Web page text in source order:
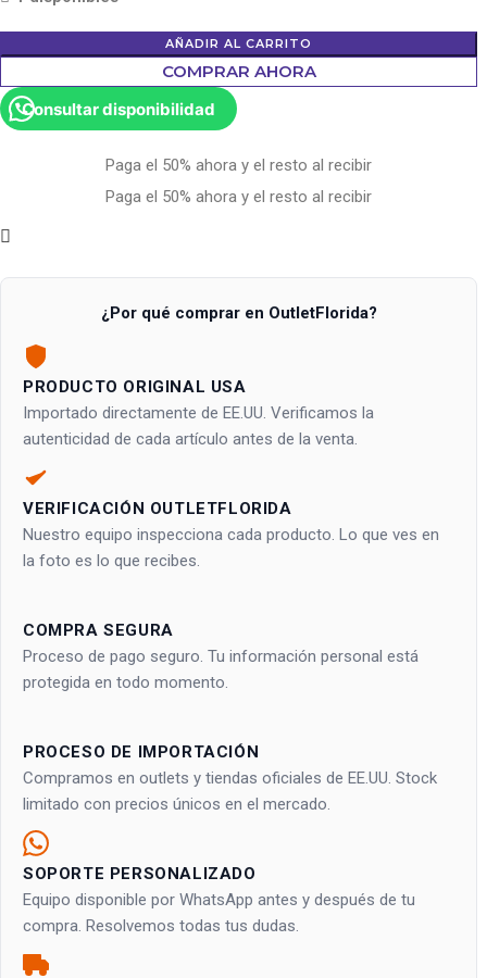
AÑADIR AL CARRITO
COMPRAR AHORA
Consultar disponibilidad
Paga el 50% ahora y el resto al recibir
Paga el 50% ahora y el resto al recibir
¿Por qué comprar en OutletFlorida?
PRODUCTO ORIGINAL USA
Importado directamente de EE.UU. Verificamos la
autenticidad de cada artículo antes de la venta.
VERIFICACIÓN OUTLETFLORIDA
Nuestro equipo inspecciona cada producto. Lo que ves en
la foto es lo que recibes.
COMPRA SEGURA
Proceso de pago seguro. Tu información personal está
protegida en todo momento.
PROCESO DE IMPORTACIÓN
Compramos en outlets y tiendas oficiales de EE.UU. Stock
limitado con precios únicos en el mercado.
SOPORTE PERSONALIZADO
Equipo disponible por WhatsApp antes y después de tu
compra. Resolvemos todas tus dudas.